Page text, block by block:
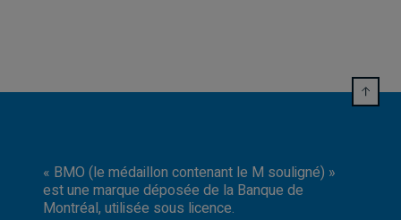
« BMO (le médaillon contenant le M souligné) »
est une marque déposée de la Banque de
Montréal, utilisée sous licence.